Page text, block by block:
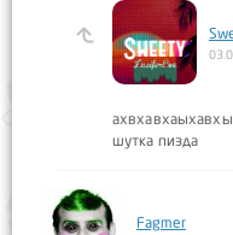
шутка пизда
Fagmer